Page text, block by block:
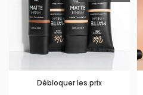
Débloquer les prix